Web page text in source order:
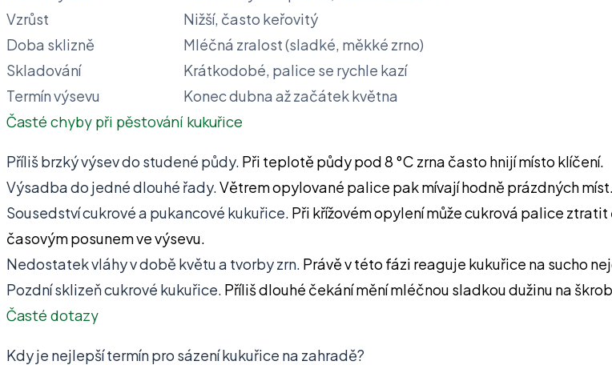
Vzrůst
Nižší, často keřovitý
Doba sklizně
Mléčná zralost (sladké, měkké zrno)
Skladování
Krátkodobé, palice se rychle kazí
Termín výsevu
Konec dubna až začátek května
Časté chyby při pěstování kukuřice
Příliš brzký výsev do studené půdy. Při teplotě půdy pod 8 °C zrna často hnijí místo klíčení.
Výsadba do jedné dlouhé řady.Větrem opylované palice pak mívají hodně prázdných
Sousedství cukrové a pukancové kukuřice. Při křížovém opylení může cukrová palice
časovým posunem ve výsevu.
Nedostatek vláhy v době květu a tvorby zrn. Právě v této fázi reaguje kukuřice na sucho
Pozdní sklizeň cukrové kukuřice. Příliš dlouhé čekání mění mléčnou sladkou dužinu na
Časté dotazy
Kdy je nejlepší termín pro sázení kukuřice na zahradě?